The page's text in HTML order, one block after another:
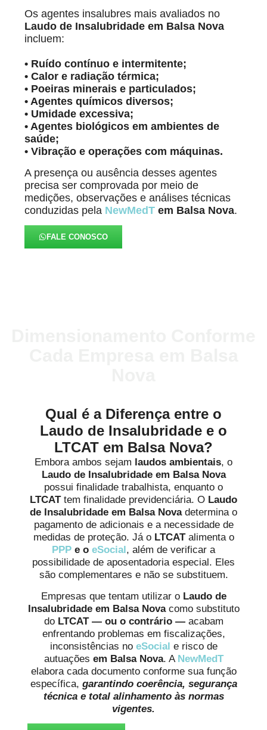
Os agentes insalubres mais avaliados no
Laudo de Insalubridade em Balsa Nova
incluem:
• Ruído contínuo e intermitente;
• Calor e radiação térmica;
• Poeiras minerais e particulados;
• Agentes químicos diversos;
• Umidade excessiva;
• Agentes biológicos em ambientes de
saúde;
• Vibração e operações com máquinas.
A presença ou ausência desses agentes
precisa ser comprovada por meio de
medições, observações e análises técnicas
conduzidas pela NewMedTem Balsa Nova.
FALE CONOSCO
Qual é a Diferença entre o
Laudo de Insalubridade e o
LTCAT em Balsa Nova?
Embora ambos sejam laudos ambientais, o
Laudo de Insalubridade em Balsa Nova
possui finalidade trabalhista, enquanto o
LTCATtem finalidade previdenciária. O Laudo
de Insalubridade em Balsa Novadetermina o
pagamento de adicionais e a necessidade de
medidas de proteção. Já o LTCATalimenta o
PPP e o eSocial , além de verificar a
possibilidade de aposentadoria especial. Eles
são complementares e não se substituem.
Empresas que tentam utilizar o Laudo de
Insalubridade em Balsa Novacomo substituto
do LTCAT — ou o contrário —acabam
enfrentando problemas em fiscalizações,
inconsistências no eSocial e risco de
autuações em Balsa Nova. A NewMedT
elabora cada documento conforme sua função
específica, garantindo coerência, segurança
técnica e total alinhamento às normas
vigentes.